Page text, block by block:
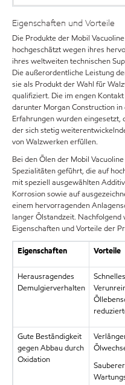
Eigenschaften und Vorteile
Die Produkte der Mobil
hochgeschätzt wegen ihres
ihres weltweiten technischen
Die außerordentliche Leistung
sie als Produkt der Wahl für
qualifiziert. Die im engen
darunter Morgan Construction
Erfahrungen wurden eingesetzt,
der sich stetig
von Walzwerken erfüllen.
Bei den Ölen der Mobil
Spezialitäten geführt, die auf
mit speziell ausgewählten
Korrosion sowie auf
einem hervorragenden
langer Ölstandzeit.
Eigenschaften und Vorteile der
Eigenschaften Vorteile
Herausragendes
Demulgierverhalten
Gute Beständigkeit
gegen Abbau durch
Oxidation